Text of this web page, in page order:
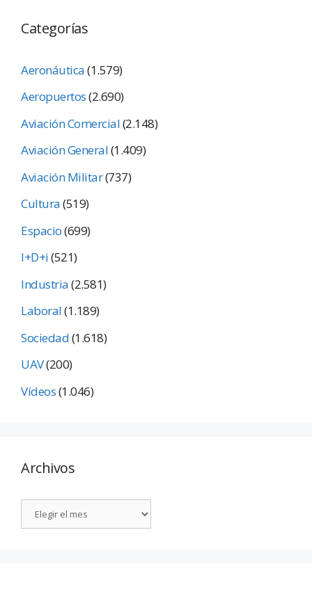
Categorías
Aeronáutica(1.579)
Aeropuertos(2.690)
Aviación Comercial(2.148)
Aviación General(1.409)
Aviación Militar(737)
Cultura(519)
Espacio(699)
I+D+i(521)
Industria(2.581)
Laboral(1.189)
Sociedad(1.618)
UAV(200)
Vídeos(1.046)
Archivos